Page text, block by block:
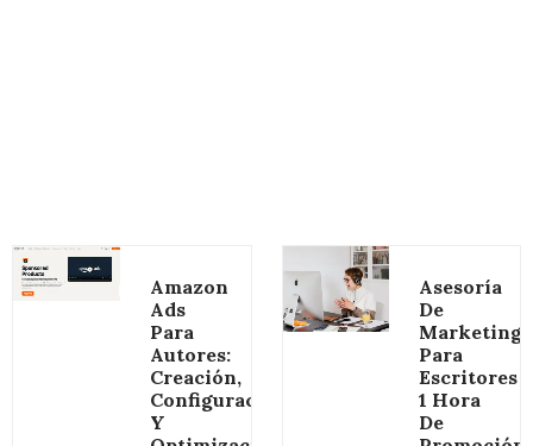
Amazon
Ads
Para
Autores:
Creación,
Configuración
Y
Asesoría
De
Marketing
Para
Escritores
1 Hora
De